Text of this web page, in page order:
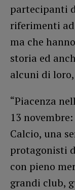
partecipanti
riferimenti
ma che
storia ed
alcuni di
“Piacenza
13
Calcio, una
protagonisti
con pieno
grandi club,